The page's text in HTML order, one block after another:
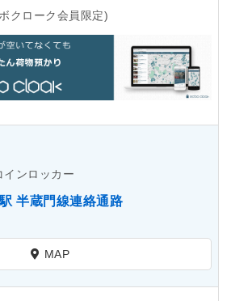
クローク会員限定)
インロッカー
半蔵門線連絡通路
MAP